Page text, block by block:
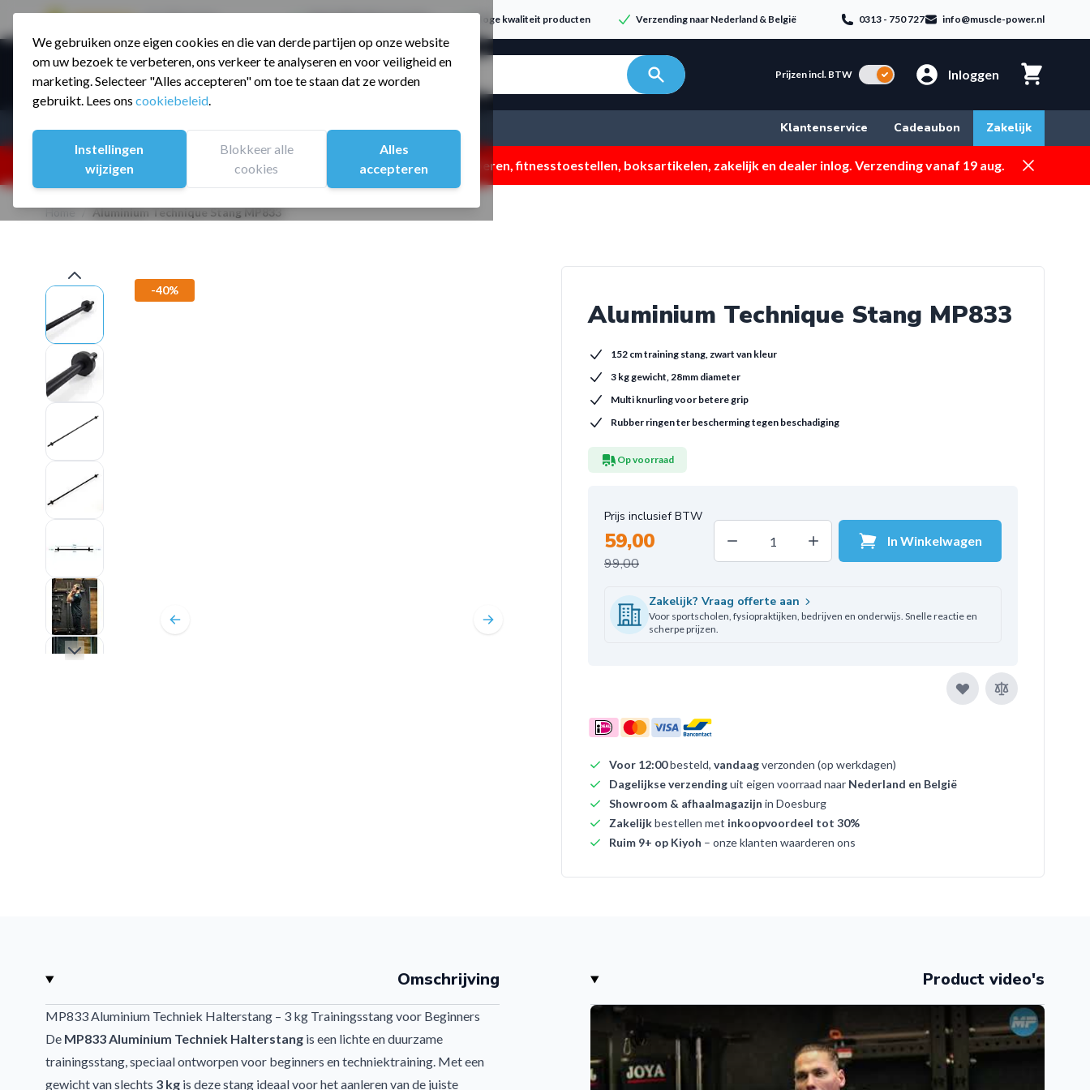
We gebruiken onze eigen cookies en die van derde partijen op onze website
om uw bezoek te verbeteren, ons verkeer te analyseren en voor veiligheid en
marketing. Selecteer "Alles accepteren" om toe te staan dat ze worden
gebruikt. Lees ons cookiebeleid.
Instellingen
wijzigen
Blokkeer alle
cookies
Alles
accepteren
Hoge kwaliteit producten Verzending naar Nederland & België 0313 - 750 727 info@muscle-power.nl
Ga naar de inhoud
Producten zoeken...
Prijzen incl. BTW Incl. BTW Inloggen
Assortiment Sporten Klantenservice Cadeaubon Zakelijk
25% korting ivm vakantiesluiting. Gebruik code: ZOMERMP. muv vloeren, fitnesstoestellen, boksartikelen, zakelijk en dealer inlog. Verzending vanaf 19 aug. Dismiss
Home / Aluminium Technique Stang MP833
-40%
Aluminium Technique Stang MP833
152 cm training stang, zwart van kleur
3 kg gewicht, 28mm diameter
Multi knurling voor betere grip
Rubber ringen ter bescherming tegen beschadiging
Op voorraad
99,00
59,00 Decrease quantityIncrease quantityIn Winkelwagen
Zakelijk? Vraag offerte aan
Voor sportscholen, fysiopraktijken, bedrijven en onderwijs. Snelle reactie en
scherpe prijzen.
Voor 12:00besteld, vandaagverzonden (op werkdagen)
Dagelijkse verzendinguit eigen voorraad naar Nederland en België
Showroom & afhaalmagazijn in Doesburg
Zakelijkbestellen met inkoopvoordeel tot 30%
Ruim 9+ op Kiyoh – onze klanten waarderen ons
Omschrijving
MP833 Aluminium Techniek Halterstang – 3 kg Trainingsstang voor Beginners
De MP833 Aluminium Techniek Halterstang is een lichte en duurzame
trainingsstang, speciaal ontworpen voor beginners en techniektraining. Met een
gewicht van slechts 3 kg is deze stang ideaal voor het aanleren van de juiste
Product video's